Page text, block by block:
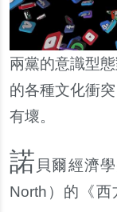
兩黨的意識型
的各種文化衝
有壞。
諾 貝爾經濟
North ）的《西